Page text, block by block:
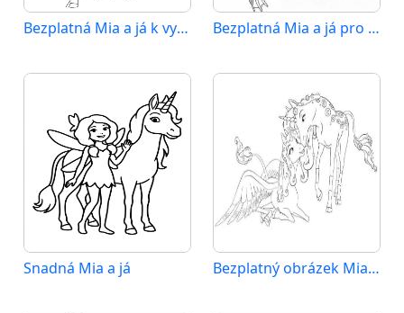
Bezplatná Mia a já k vytištění Bezplatná Mia a já pro děti
Snadná Mia a já Bezplatný obrázek Mia a já